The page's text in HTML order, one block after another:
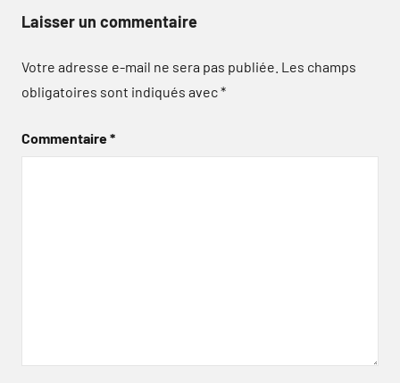
Laisser un commentaire
Votre adresse e-mail ne sera pas publiée. Les champs
obligatoires sont indiqués avec*
Commentaire*